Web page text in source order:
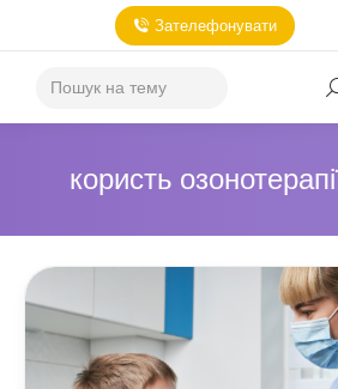
Зателефонувати
користь